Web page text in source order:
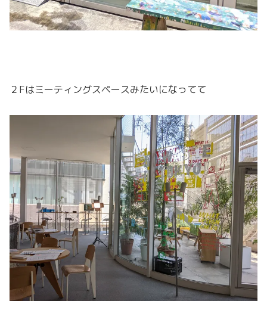
２Fはミーティングスペースみたいになってて